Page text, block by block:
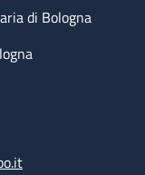
di Bologna